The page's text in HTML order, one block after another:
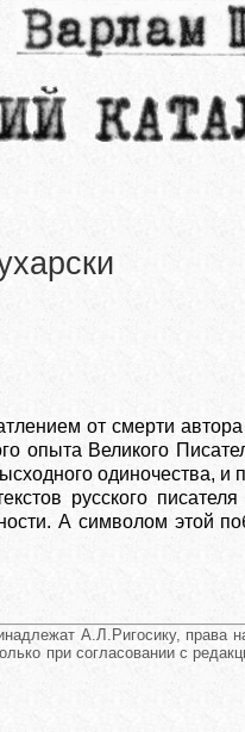
от смерти
опыта Великого
одиночества, и
русского
А символом этой
А.Л.Ригосику, права
при согласовании с